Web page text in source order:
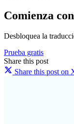
Comienza
Desbloquea la
Prueba gratis
Share this post
Share this post on